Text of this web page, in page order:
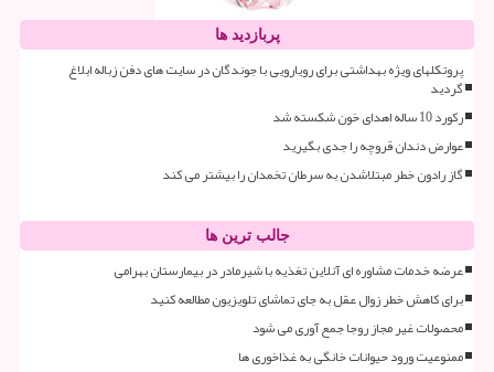
پربازدید ها
پروتکلهای ویژه بهداشتی برای رویارویی با جوندگان در سایت های دفن زباله ابلاغ
گردید
رکورد 10 ساله اهدای خون شکسته شد
عوارض دندان قروچه را جدی بگیرید
گاز رادون خطر مبتلاشدن به سرطان تخمدان را بیشتر می کند
جالب ترین ها
عرضه خدمات مشاوره ای آنلاین تغذیه با شیرمادر در بیمارستان بهرامی
برای کاهش خطر زوال عقل به جای تماشای تلویزیون مطالعه کنید
محصولات غیر مجاز روجا جمع آوری می شود
ممنوعیت ورود حیوانات خانگی به غذاخوری ها